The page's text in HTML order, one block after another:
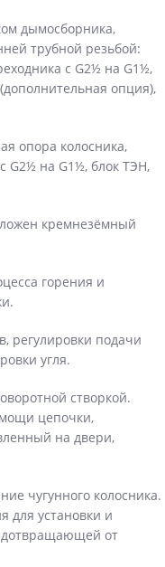
дымосборника,
трубной резьбой:
с G2½ на G1½,
опция),
опора колосника,
G2½ на G1½, блок ТЭН,
кремнезёмный
горения и
регулировки подачи
угля.
створкой.
цепочки,
на двери,
чугунного колосника.
для установки и
от